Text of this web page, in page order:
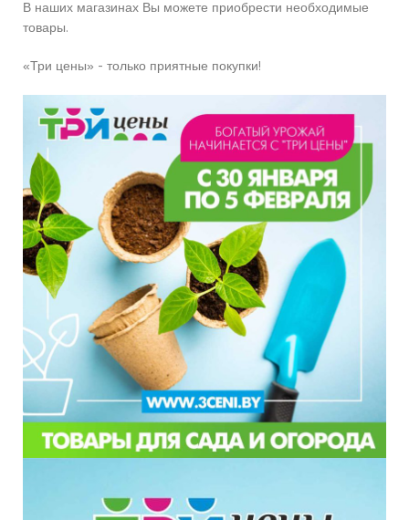
В наших магазинах Вы можете приобрести необходимые
товары.
«Три цены» - только приятные покупки!